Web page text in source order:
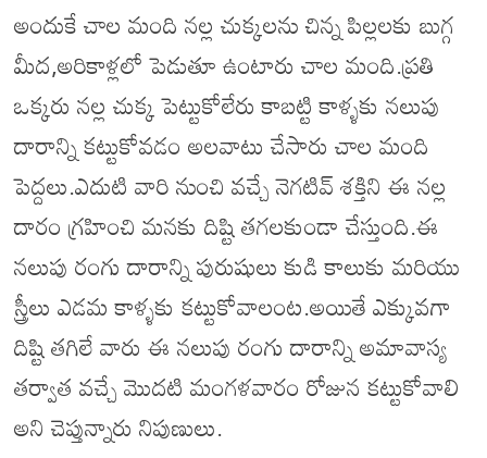
అందుకే చాల మంది నల్ల చుక్కలను చిన్న పిల్లలకు బుగ్గ
మీద,అరికాళ్లలో పెడుతూ ఉంటారు చాల మంది.ప్రతి
ఒక్కరు నల్ల చుక్క పెట్టుకోలేరు కాబట్టి కాళ్ళకు నలుపు
దారాన్ని కట్టుకోవడం అలవాటు చేసారు చాల మంది
పెద్దలు.ఎదుటి వారి నుంచి వచ్చే నెగటివ్ శక్తిని ఈ నల్ల
దారం గ్రహించి మనకు దిష్టి తగలకుండా చేస్తుంది.ఈ
నలుపు రంగు దారాన్ని పురుషులు కుడి కాలుకు మరియు
స్త్రీలు ఎడమ కాళ్ళకు కట్టుకోవాలంట.అయితే ఎక్కువగా
దిష్టి తగిలే వారు ఈ నలుపు రంగు దారాన్ని అమావాస్య
తర్వాత వచ్చే మొదటి మంగళవారం రోజున కట్టుకోవాలి
అని చెప్తున్నారు నిపుణులు.